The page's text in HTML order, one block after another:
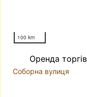
100 km
Оренда
Соборна вулиця